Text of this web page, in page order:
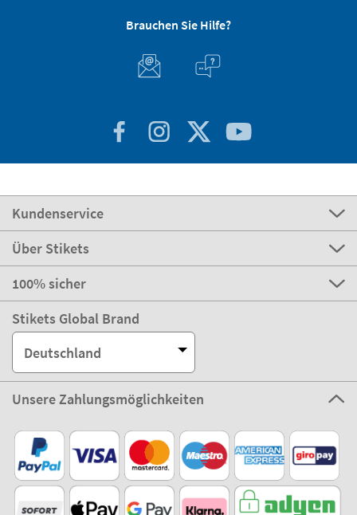
Brauchen Sie Hilfe?
Kundenservice
Über Stikets
100% sicher
Stikets Global Brand
Deutschland
Unsere Zahlungsmöglichkeiten